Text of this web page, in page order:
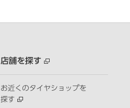
店舗を探す
お近くのタイヤショップを
探す